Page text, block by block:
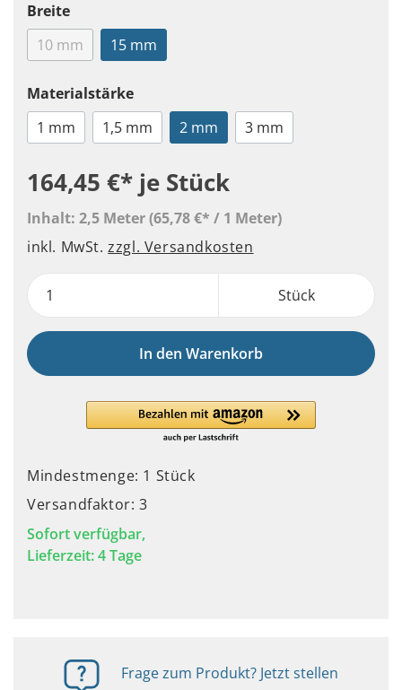
Breite
10 mm
15 mm
Materialstärke
1 mm
1,5 mm 2 mm 3 mm
164,45 €* je Stück
Inhalt: 2,5 Meter(65,78 €* / 1 Meter)
inkl. MwSt.zzgl. Versandkosten
Stück
In den Warenkorb
Mindestmenge: 1 Stück
Versandfaktor: 3
Sofort verfügbar,
Lieferzeit: 4 Tage
Frage zum Produkt? Jetzt stellen